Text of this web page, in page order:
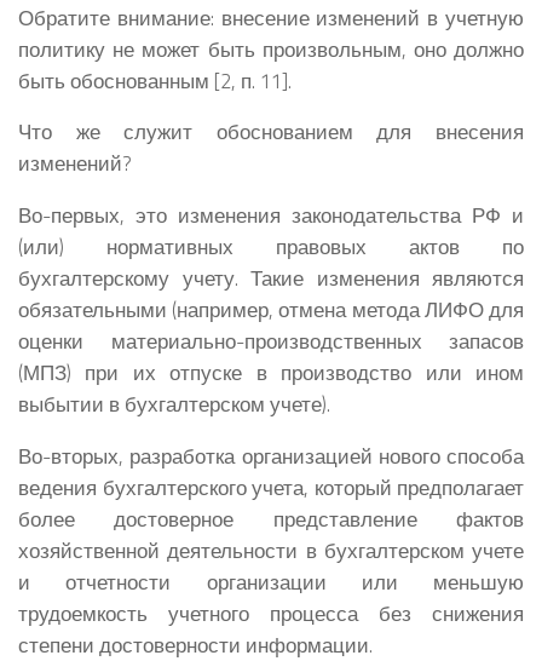
Обратите внимание: внесение изменений в учетную
политику не может быть произвольным, оно должно
быть обоснованным [2, п. 11].
Что же служит обоснованием для внесения
изменений?
Во-первых, это изменения законодательства РФ и
(или) нормативных правовых актов по
бухгалтерскому учету. Такие изменения являются
обязательными (например, отмена метода ЛИФО для
оценки материально-производственных запасов
(МПЗ) при их отпуске в производство или ином
выбытии в бухгалтерском учете).
Во-вторых, разработка организацией нового способа
ведения бухгалтерского учета, который предполагает
более достоверное представление фактов
хозяйственной деятельности в бухгалтерском учете
и отчетности организации или меньшую
трудоемкость учетного процесса без снижения
степени достоверности информации.